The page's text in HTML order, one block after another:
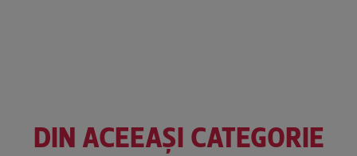
DIN ACEEAȘI CATEGORIE